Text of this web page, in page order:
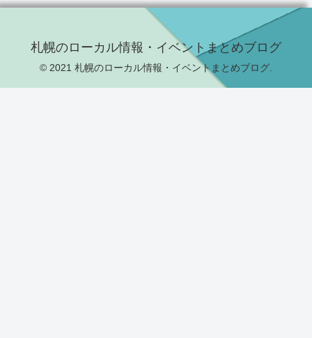
札幌のローカル情報・イベントまとめブログ
© 2021 札幌のローカル情報・イベントまとめブログ.